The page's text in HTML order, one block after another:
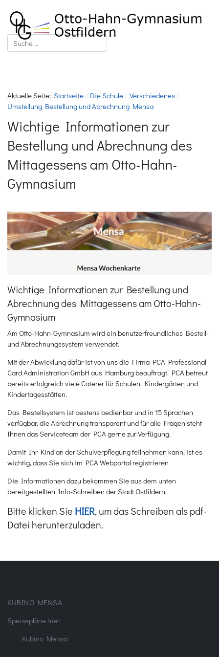
Suchen
Aktuelle Seite: Startseite Die Schule
Verschiedenes
Umstellung Bestellung und Abrechnung Mensa
Wichtige Informationen zur
Bestellung und Abrechnung des
Mittagessens am Otto-Hahn-
Gymnasium
Wichtige Informationen zur Bestellung und
Abrechnung des Mittagessens am Otto-Hahn-
Gymnasium
Am Otto-Hahn-Gymnasium wird ein benutzerfreundliches Bestell-
und Abrechnungssystem verwendet.
Mit der Abwicklung dafür ist von uns die Firma PCA Professional
Card Administration GmbH aus Hamburg beauftragt. PCA betreut
bereits erfolgreich viele Caterer für Schulen, Kindergärten und
Kindertagesstätten.
Das Bestellsystem ist bestens bedienbar und in 15 Sprachen
verfügbar, die Abrechnung transparent und für alle Fragen steht
Ihnen das Serviceteam der PCA gerne zur Verfügung.
Damit Ihr Kind an der Schulverpflegung teilnehmen kann, ist es
wichtig, dass Sie sich im PCA Webportal registrieren
Die Informationen dazu bekommen Sie aus dem unten
bereitgestellten Info-Schreiben der Stadt Ostfildern.
Bitte klicken Sie HIER, um das Schreiben als pdf-
Datei herunterzuladen.
KUBINO MENSA
Speisepläne hier:
Kubino Mensa